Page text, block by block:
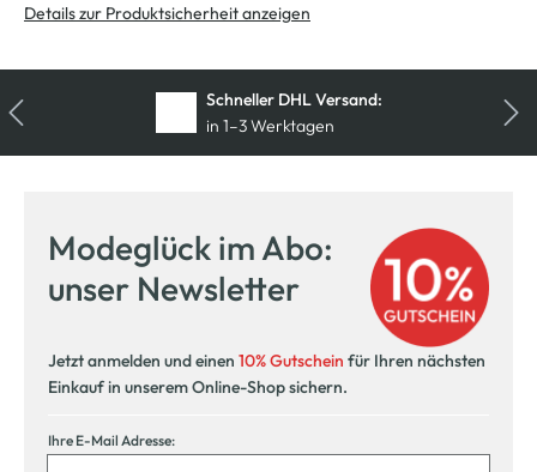
Details zur Produktsicherheit anzeigen
Schneller DHL Versand:
in 1–3 Werktagen
Kostenlose Filiallieferung
in Ihre Wunschfiliale
Modeglück im Abo:
unser Newsletter
Jetzt anmelden und einen 10% Gutschein für Ihren nächsten
Einkauf in unserem Online-Shop sichern.
Ihre E-Mail Adresse: